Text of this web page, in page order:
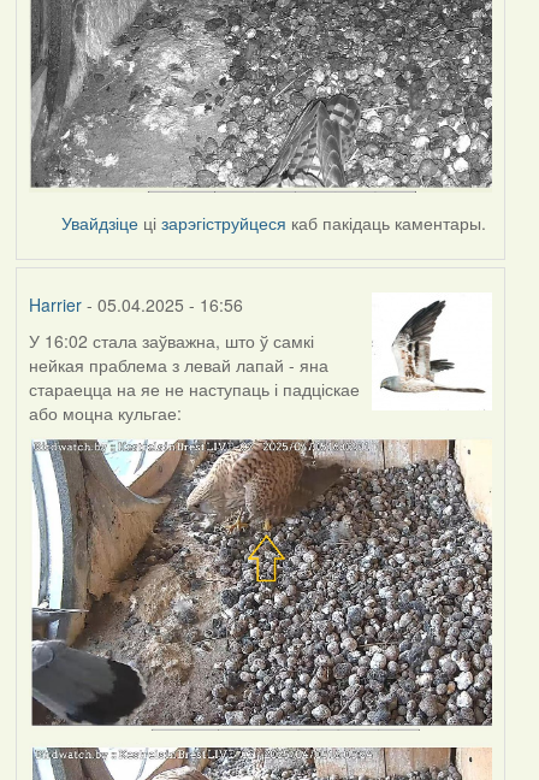
Увайдзіце цізарэгіструйцеся каб пакідаць каментары.
Harrier- 05.04.2025 - 16:56
У 16:02 стала заўважна, што ў самкі
нейкая праблема з левай лапай - яна
стараецца на яе не наступаць і падціскае
або моцна кульгае: